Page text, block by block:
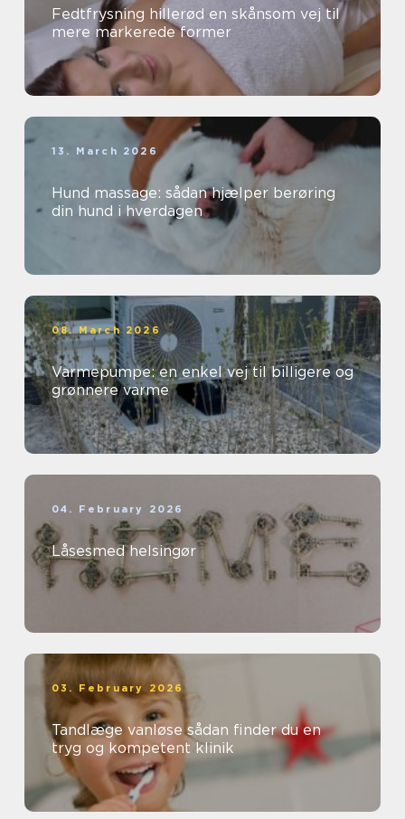
Fedtfrysning hillerød en skånsom vej til
mere markerede former
13. March 2026
Hund massage: sådan hjælper berøring
din hund i hverdagen
08. March 2026
Varmepumpe: en enkel vej til billigere og
grønnere varme
04. February 2026
Låsesmed helsingør
03. February 2026
Tandlæge vanløse sådan finder du en
tryg og kompetent klinik